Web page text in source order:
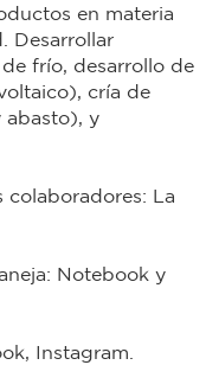
en materia
Desarrollar
frío, desarrollo de
cría de
abasto), y
colaboradores: La
Notebook y
Instagram.